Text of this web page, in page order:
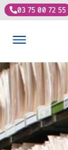
03 75 00 72 55